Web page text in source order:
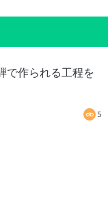
で作られる工程を
5